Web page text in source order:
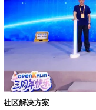
社区解决方案